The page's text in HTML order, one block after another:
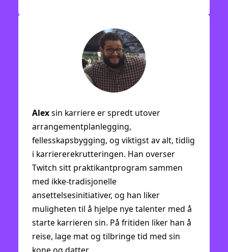
Alexsin karriere er spredt utover
arrangementplanlegging,
fellesskapsbygging, og viktigst av alt, tidlig
i karriererekrutteringen. Han overser
Twitch sitt praktikantprogram sammen
med ikke-tradisjonelle
ansettelsesinitiativer, og han liker
muligheten til å hjelpe nye talenter med å
starte karrieren sin. På fritiden liker han å
reise, lage mat og tilbringe tid med sin